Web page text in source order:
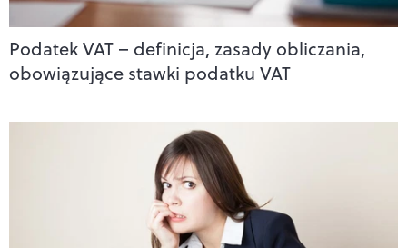
Podatek VAT – definicja, zasady obliczania,
obowiązujące stawki podatku VAT